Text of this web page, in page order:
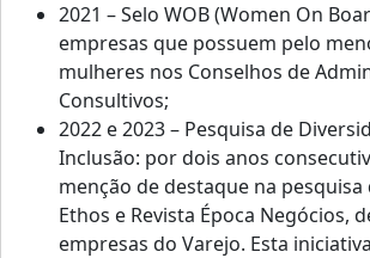
2021 – Selo WOB (Women On
empresas que possuem pelo
mulheres nos Conselhos de
Consultivos;
2022 e 2023 – Pesquisa de
Inclusão: por dois anos
menção de destaque na
Ethos e Revista Época Negócios,
empresas do Varejo. Esta